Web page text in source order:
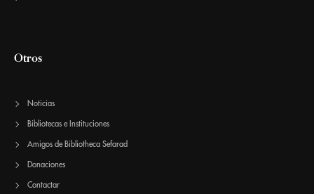
Otros
Noticias
Bibliotecas e Instituciones
Amigos de Bibliotheca Sefarad
Donaciones
Contactar